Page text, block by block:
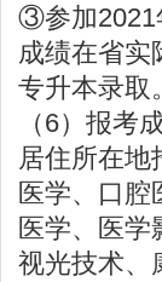
③参加2021
成绩在省实
专升本录取。
（6）报考
居住所在地
医学、口
医学、医
视光技术、